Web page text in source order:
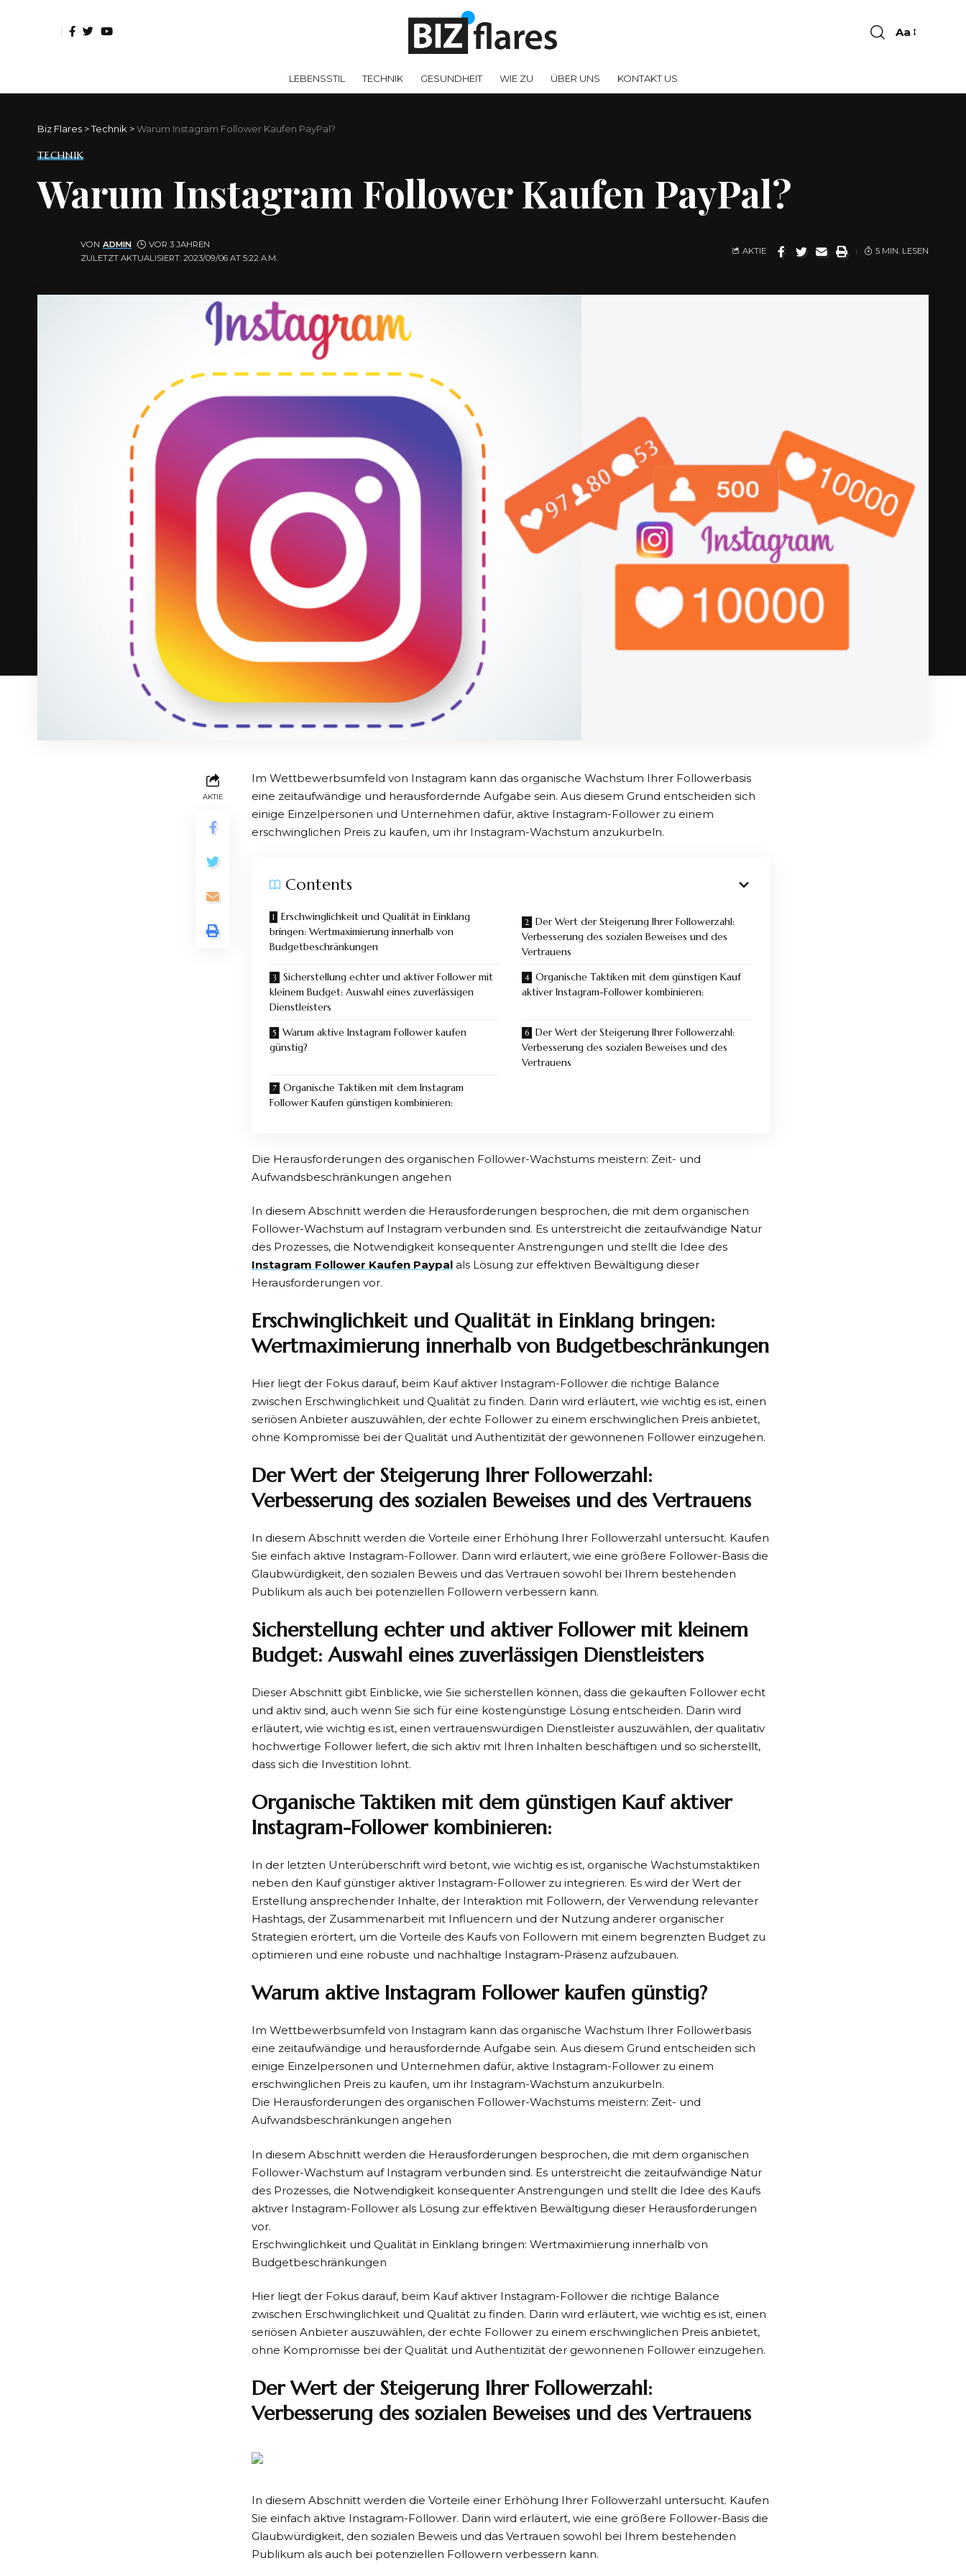
Aa
LEBENSSTIL TECHNIK GESUNDHEIT WIE ZU ÜBER UNS KONTAKT US
Biz Flares >Technik >Warum Instagram Follower Kaufen PayPal?
TECHNIK
Warum Instagram Follower Kaufen PayPal?
ZULETZT AKTUALISIERT: 2023/09/06 AT 5:22 A.M.
VON ADMIN VOR 3 JAHREN
AKTIE 5 MIN. LESEN
AKTIE
Im Wettbewerbsumfeld von Instagram kann das organische Wachstum Ihrer Followerbasis
eine zeitaufwändige und herausfordernde Aufgabe sein. Aus diesem Grund entscheiden sich
einige Einzelpersonen und Unternehmen dafür, aktive Instagram-Follower zu einem
erschwinglichen Preis zu kaufen, um ihr Instagram-Wachstum anzukurbeln.
Contents
Erschwinglichkeit und Qualität in Einklang
bringen: Wertmaximierung innerhalb von
Budgetbeschränkungen
Der Wert der Steigerung Ihrer Followerzahl:
Verbesserung des sozialen Beweises und des
Vertrauens
Sicherstellung echter und aktiver Follower mit
kleinem Budget: Auswahl eines zuverlässigen
Dienstleisters
Organische Taktiken mit dem günstigen Kauf
aktiver Instagram-Follower kombinieren:
Warum aktive Instagram Follower kaufen
günstig?
Der Wert der Steigerung Ihrer Followerzahl:
Verbesserung des sozialen Beweises und des
Vertrauens
Organische Taktiken mit dem Instagram
Follower Kaufen günstigen kombinieren:
Die Herausforderungen des organischen Follower-Wachstums meistern: Zeit- und
Aufwandsbeschränkungen angehen
In diesem Abschnitt werden die Herausforderungen besprochen, die mit dem organischen
Follower-Wachstum auf Instagram verbunden sind. Es unterstreicht die zeitaufwändige Natur
des Prozesses, die Notwendigkeit konsequenter Anstrengungen und stellt die Idee des
Instagram Follower Kaufen Paypal als Lösung zur effektiven Bewältigung dieser
Herausforderungen vor.
Erschwinglichkeit und Qualität in Einklang bringen:
Wertmaximierung innerhalb von Budgetbeschränkungen
Hier liegt der Fokus darauf, beim Kauf aktiver Instagram-Follower die richtige Balance
zwischen Erschwinglichkeit und Qualität zu finden. Darin wird erläutert, wie wichtig es ist, einen
seriösen Anbieter auszuwählen, der echte Follower zu einem erschwinglichen Preis anbietet,
ohne Kompromisse bei der Qualität und Authentizität der gewonnenen Follower einzugehen.
Der Wert der Steigerung Ihrer Followerzahl:
Verbesserung des sozialen Beweises und des Vertrauens
In diesem Abschnitt werden die Vorteile einer Erhöhung Ihrer Followerzahl untersucht. Kaufen
Sie einfach aktive Instagram-Follower. Darin wird erläutert, wie eine größere Follower-Basis die
Glaubwürdigkeit, den sozialen Beweis und das Vertrauen sowohl bei Ihrem bestehenden
Publikum als auch bei potenziellen Followern verbessern kann.
Sicherstellung echter und aktiver Follower mit kleinem
Budget: Auswahl eines zuverlässigen Dienstleisters
Dieser Abschnitt gibt Einblicke, wie Sie sicherstellen können, dass die gekauften Follower echt
und aktiv sind, auch wenn Sie sich für eine kostengünstige Lösung entscheiden. Darin wird
erläutert, wie wichtig es ist, einen vertrauenswürdigen Dienstleister auszuwählen, der qualitativ
hochwertige Follower liefert, die sich aktiv mit Ihren Inhalten beschäftigen und so sicherstellt,
dass sich die Investition lohnt.
Organische Taktiken mit dem günstigen Kauf aktiver
Instagram-Follower kombinieren:
In der letzten Unterüberschrift wird betont, wie wichtig es ist, organische Wachstumstaktiken
neben den Kauf günstiger aktiver Instagram-Follower zu integrieren. Es wird der Wert der
Erstellung ansprechender Inhalte, der Interaktion mit Followern, der Verwendung relevanter
Hashtags, der Zusammenarbeit mit Influencern und der Nutzung anderer organischer
Strategien erörtert, um die Vorteile des Kaufs von Followern mit einem begrenzten Budget zu
optimieren und eine robuste und nachhaltige Instagram-Präsenz aufzubauen.
Warum aktive Instagram Follower kaufen günstig?
Im Wettbewerbsumfeld von Instagram kann das organische Wachstum Ihrer Followerbasis
eine zeitaufwändige und herausfordernde Aufgabe sein. Aus diesem Grund entscheiden sich
einige Einzelpersonen und Unternehmen dafür, aktive Instagram-Follower zu einem
erschwinglichen Preis zu kaufen, um ihr Instagram-Wachstum anzukurbeln.
Die Herausforderungen des organischen Follower-Wachstums meistern: Zeit- und
Aufwandsbeschränkungen angehen
In diesem Abschnitt werden die Herausforderungen besprochen, die mit dem organischen
Follower-Wachstum auf Instagram verbunden sind. Es unterstreicht die zeitaufwändige Natur
des Prozesses, die Notwendigkeit konsequenter Anstrengungen und stellt die Idee des Kaufs
aktiver Instagram-Follower als Lösung zur effektiven Bewältigung dieser Herausforderungen
vor.
Erschwinglichkeit und Qualität in Einklang bringen: Wertmaximierung innerhalb von
Budgetbeschränkungen
Hier liegt der Fokus darauf, beim Kauf aktiver Instagram-Follower die richtige Balance
zwischen Erschwinglichkeit und Qualität zu finden. Darin wird erläutert, wie wichtig es ist, einen
seriösen Anbieter auszuwählen, der echte Follower zu einem erschwinglichen Preis anbietet,
ohne Kompromisse bei der Qualität und Authentizität der gewonnenen Follower einzugehen.
Der Wert der Steigerung Ihrer Followerzahl:
Verbesserung des sozialen Beweises und des Vertrauens
In diesem Abschnitt werden die Vorteile einer Erhöhung Ihrer Followerzahl untersucht. Kaufen
Sie einfach aktive Instagram-Follower. Darin wird erläutert, wie eine größere Follower-Basis die
Glaubwürdigkeit, den sozialen Beweis und das Vertrauen sowohl bei Ihrem bestehenden
Publikum als auch bei potenziellen Followern verbessern kann.